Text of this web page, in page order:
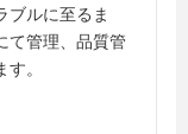
ブルに至るま
て管理、品質管
。